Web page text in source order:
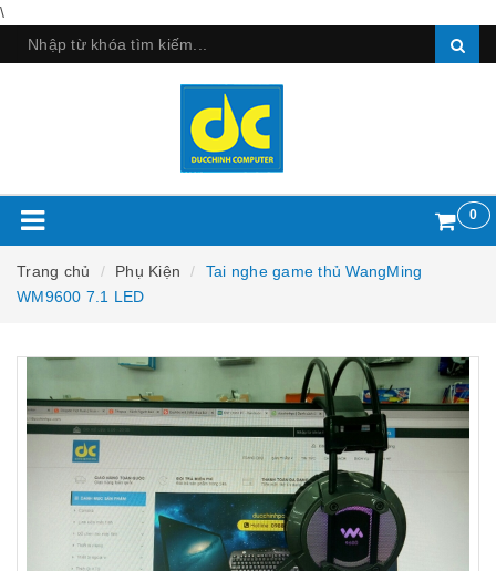
\
0
Trang chủ Phụ Kiện
Tai nghe game thủ WangMing
WM9600 7.1 LED